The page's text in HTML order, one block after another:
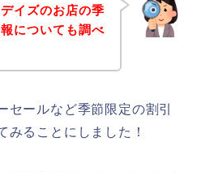
イズのお店の季
についても調べ
セールなど季節限定の割引
みることにしました！